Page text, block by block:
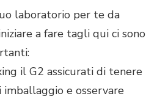
laboratorio per te da
a fare tagli qui ci sono
il G2 assicurati di tenere
e osservare